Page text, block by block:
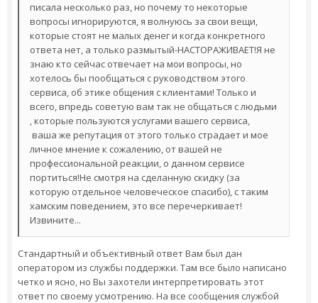
писала несколько раз, но почему то некоторые
вопросы игнорируются, я волнуюсь за свои вещи,
которые стоят не малых денег и когда конкретного
ответа нет, а только размытый-НАСТОРАЖИВАЕТ!Я не
знаю кто сейчас отвечает на мои вопросы, но
хотелось бы пообщаться с руководством этого
сервиса, об этике общения с клиентами! Только и
всего, впредь советую вам так не общаться с людьми
, которые пользуются услугами вашего сервиса,
ваша же репутация от этого только страдает и мое
личное мнение к сожалению, от вашей не
профессиональной реакции, о данном сервисе
портиться!Не смотря на сделанную скидку (за
которую отдельное человеческое спасибо), с таким
хамским поведением, это все перечеркивает!
Извините...
Стандартный и объективный ответ Вам был дан
оператором из службы поддержки. Там все было написано
четко и ясно, но Вы захотели интерпретировать этот
ответ по своему усмотрению. На все сообщения службой